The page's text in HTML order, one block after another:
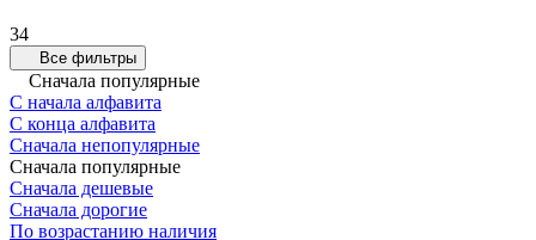
34
Все фильтры
Сначала популярные
С начала алфавита
С конца алфавита
Сначала непопулярные
Сначала популярные
Сначала дешевые
Сначала дорогие
По возрастанию наличия